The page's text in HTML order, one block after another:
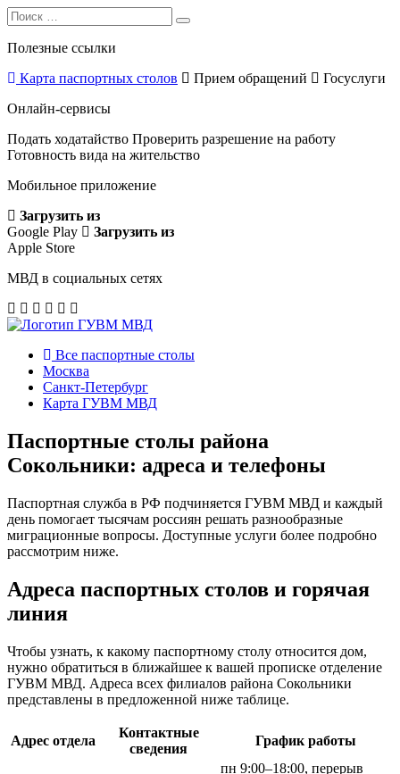
Search
for:
Search
Полезные ссылки
Карта паспортных столов
Прием обращений
Госуслуги
Онлайн-сервисы
Подать ходатайство Проверить разрешение на работу
Готовность вида на жительство
Мобильное приложение
Загрузить из
Google Play
Загрузить из
Apple Store
МВД в социальных сетях
Все паспортные столы
Москва
Санкт-Петербург
Карта ГУВМ МВД
Паспортные столы района
Сокольники: адреса и телефоны
Паспортная служба в РФ подчиняется ГУВМ МВД и каждый
день помогает тысячам россиян решать разнообразные
миграционные вопросы. Доступные услуги более подробно
рассмотрим ниже.
Адреса паспортных столов и горячая
линия
Чтобы узнать, к какому паспортному столу относится дом,
нужно обратиться в ближайшее к вашей прописке отделение
ГУВМ МВД. Адреса всех филиалов района Сокольники
представлены в предложенной ниже таблице.
Адрес отдела
Контактные
сведения
График работы
пн 9:00–18:00, перерыв